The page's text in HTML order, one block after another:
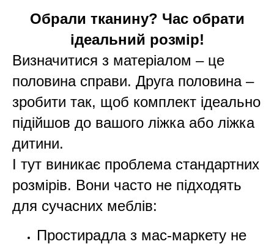
Обрали тканину? Час обрати
ідеальний розмір!
Визначитися з матеріалом – це
половина справи. Друга половина –
зробити так, щоб комплект ідеально
підійшов до вашого ліжка або ліжка
дитини.
І тут виникає проблема стандартних
розмірів. Вони часто не підходять
для сучасних меблів:
Простирадла з мас-маркету не